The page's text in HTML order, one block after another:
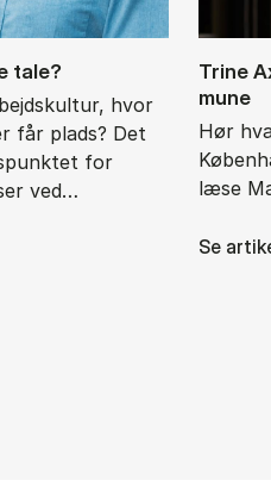
tale?
hvor
får plads? Det
for
ved…
Tri­ne
mu­ne
Hør
læse
Se